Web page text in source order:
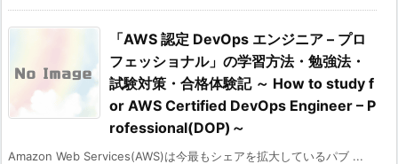
「AWS 認定 DevOps エンジニア – プロ
フェッショナル」の学習方法・勉強法・
試験対策・合格体験記 ～ How to study f
or AWS Certified DevOps Engineer – P
rofessional(DOP)～
Amazon Web Services(AWS)は今最もシェアを拡大しているパブ ...